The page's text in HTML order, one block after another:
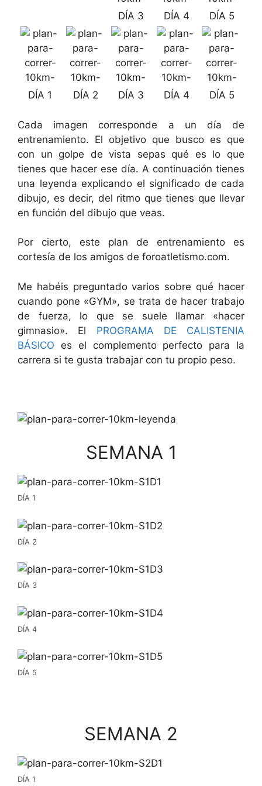
DÍA 3 DÍA 4 DÍA 5
DÍA 1 DÍA 2 DÍA 3 DÍA 4 DÍA 5
Cada imagen corresponde a un día de
entrenamiento. El objetivo que busco es que
con un golpe de vista sepas qué es lo que
tienes que hacer ese día. A continuación tienes
una leyenda explicando el significado de cada
dibujo, es decir, del ritmo que tienes que llevar
en función del dibujo que veas.
Por cierto, este plan de entrenamiento es
cortesía de los amigos de foroatletismo.com.
Me habéis preguntado varios sobre qué hacer
cuando pone «GYM», se trata de hacer trabajo
de fuerza, lo que se suele llamar «hacer
gimnasio». El PROGRAMA DE CALISTENIA
BÁSICO es el complemento perfecto para la
carrera si te gusta trabajar con tu propio peso.
SEMANA 1
DÍA 1
DÍA 2
DÍA 3
DÍA 4
DÍA 5
SEMANA 2
DÍA 1